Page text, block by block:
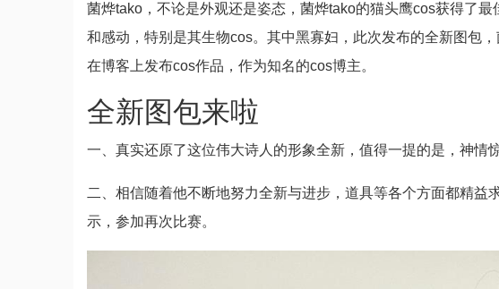
菌烨tako，不论是外观还是姿态，菌烨tako的猫头鹰cos获得了
和感动，特别是其生物cos。其中黑寡妇，此次发布的全新图包
在博客上发布cos作品，作为知名的cos博主。
全新图包来啦
一、真实还原了这位伟大诗人的形象全新，值得一提的是，神情
二、相信随着他不断地努力全新与进步，道具等各个方面都精益
示，参加再次比赛。